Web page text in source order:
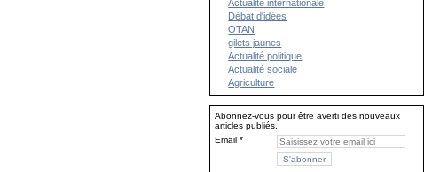
Actualité internationale
Débat d'idées
OTAN
gilets jaunes
Actualité politique
Actualité sociale
Agriculture
Abonnez-vous pour être averti des nouveaux
articles publiés.
Email